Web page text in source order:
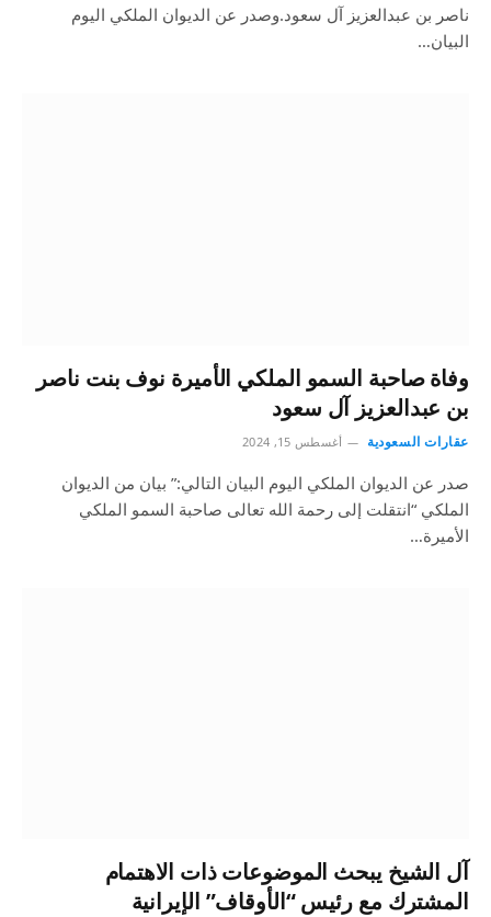
ناصر بن عبدالعزيز آل سعود.وصدر عن الديوان الملكي اليوم
البيان…
وفاة صاحبة السمو الملكي الأميرة نوف بنت ناصر
بن عبدالعزيز آل سعود
عقارات السعودية أغسطس 15, 2024
صدر عن الديوان الملكي اليوم البيان التالي:” بيان من الديوان
الملكي “انتقلت إلى رحمة الله تعالى صاحبة السمو الملكي
الأميرة…
آل الشيخ يبحث الموضوعات ذات الاهتمام
المشترك مع رئيس “الأوقاف” الإيرانية